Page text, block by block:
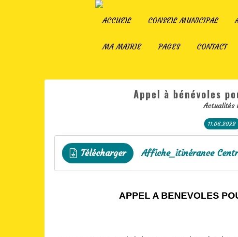
ACCUEIL CONSEIL MUNICIPAL
MA MAIRIE PAGES CONTACT
Appel à bénévoles
Actualités
11.06.2022
Télécharger Affiche_itinérance
APPEL A BENEVOLES